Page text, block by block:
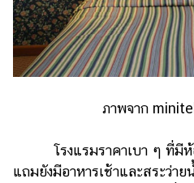
ภาพจาก
โรงแรมราคาเบา ๆ ที่มีห้อ
แถมยังมีอาหารเช้าและสระว่า